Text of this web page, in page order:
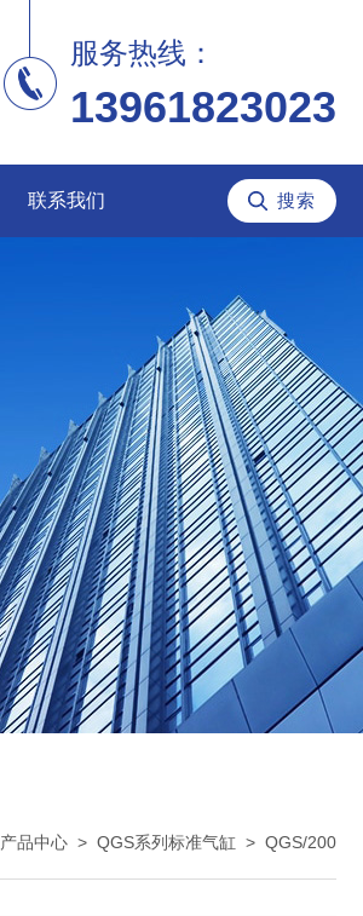
服务热线：
13961823023
联系我们
产品中心 > QGS系列标准气缸 > QGS/200